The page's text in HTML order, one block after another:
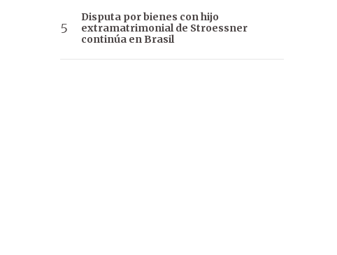
Disputa por bienes con hijo
extramatrimonial de Stroessner
continúa en Brasil